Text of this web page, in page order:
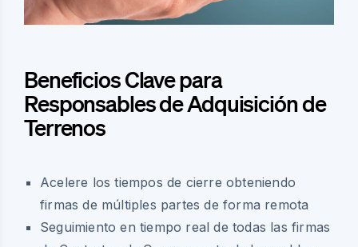
Beneficios Clave para
Responsables de Adquisición de
Terrenos
Acelere los tiempos de cierre obteniendo
firmas de múltiples partes de forma remota
Seguimiento en tiempo real de todas las firmas